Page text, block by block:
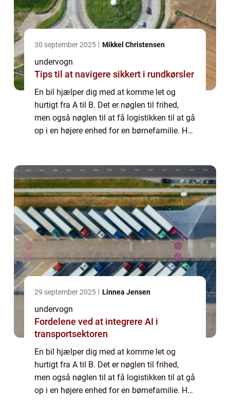
30 september 2025 Mikkel Christensen
undervogn
Tips til at navigere sikkert i rundkørsler
En bil hjælper dig med at komme let og
hurtigt fra A til B. Det er nøglen til frihed,
men også nøglen til at få logistikken til at gå
op i en højere enhed for en børnefamilie. Her
29 september 2025 Linnea Jensen
undervogn
Fordelene ved at integrere AI i
transportsektoren
En bil hjælper dig med at komme let og
hurtigt fra A til B. Det er nøglen til frihed,
men også nøglen til at få logistikken til at gå
op i en højere enhed for en børnefamilie. Her